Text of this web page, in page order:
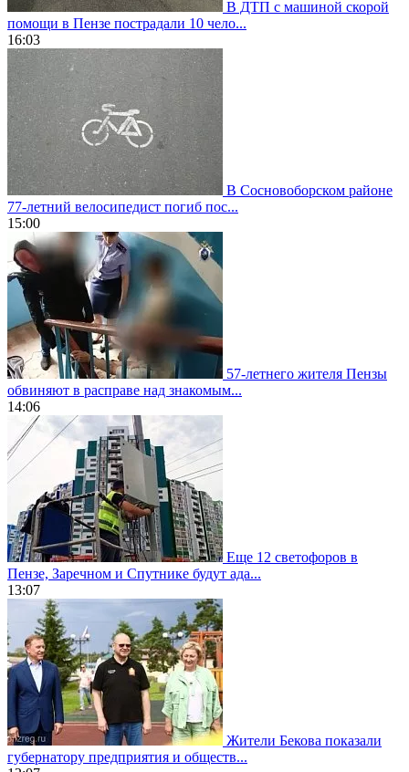
В ДТП с машиной скорой
помощи в Пензе пострадали 10 чело...
16:03
В Сосновоборском районе
77-летний велосипедист погиб пос...
15:00
57-летнего жителя Пензы
обвиняют в расправе над знакомым...
14:06
Еще 12 светофоров в
Пензе, Заречном и Спутнике будут ада...
13:07
Жители Бекова показали
губернатору предприятия и обществ...